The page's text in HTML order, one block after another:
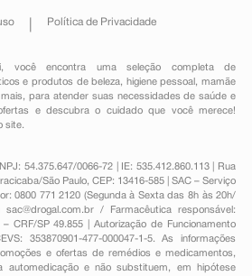
Política de Privacidade
você encontra uma seleção completa de
e produtos de beleza, higiene pessoal ,mamãe
para atender suas necessidades de saúde e
e descubra o cuidado que você merece!
site.
54.375.647/0066-72 | IE: 535.412.860.113 | Rua
São Paulo, CEP: 13416-585 | SAC – Serviço
0800 771 2120 (Segunda à Sexta das 8h às 20h/
sac@drogal.com.br/ Farmacêutica responsável:
CRF/SP 49.855 | Autorização de Funcionamento
353870901-477-000047-1-5. As informações
e ofertas de remédios e medicamentos,
automedicação e não substituem, em hipótese